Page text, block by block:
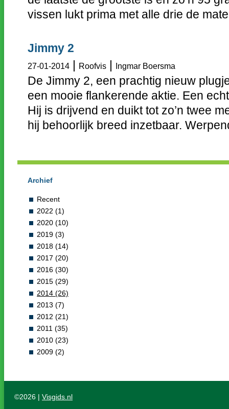
vissen lukt prima met alle drie de
Jimmy 2
27-01-2014 | Roofvis | Ingmar Boersma
De Jimmy 2, een prachtig nieuw
een mooie flankerende aktie. Een
Hij is drijvend en duikt tot zo’n twee
hij behoorlijk breed inzetbaar.
Archief
Recent
2022 (1)
2020 (10)
2019 (3)
2018 (14)
2017 (20)
2016 (30)
2015 (29)
2014 (26)
2013 (7)
2012 (21)
2011 (35)
2010 (23)
2009 (2)
©2026 | Visgids.nl